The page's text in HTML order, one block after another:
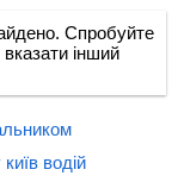
Спробуйте
інший
водій